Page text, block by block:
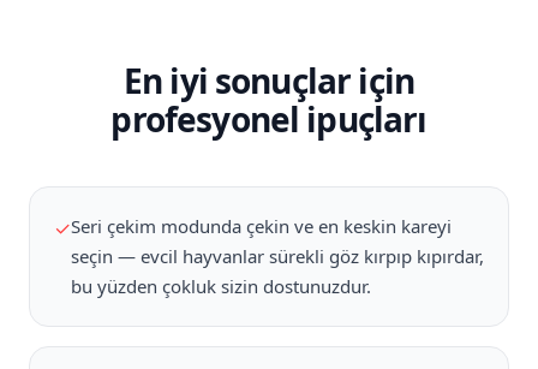
En iyi sonuçlar için
profesyonel ipuçları
✓Seri çekim modunda çekin ve en keskin kareyi
seçin — evcil hayvanlar sürekli göz kırpıp kıpırdar,
bu yüzden çokluk sizin dostunuzdur.